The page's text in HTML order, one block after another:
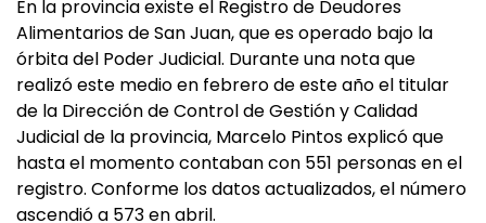
En la provincia existe el Registro de Deudores
Alimentarios de San Juan, que es operado bajo la
órbita del Poder Judicial. Durante una nota que
realizó este medio en febrero de este año el titular
de la Dirección de Control de Gestión y Calidad
Judicial de la provincia, Marcelo Pintos explicó que
hasta el momento contaban con 551 personas en el
registro. Conforme los datos actualizados, el número
ascendió a 573 en abril.